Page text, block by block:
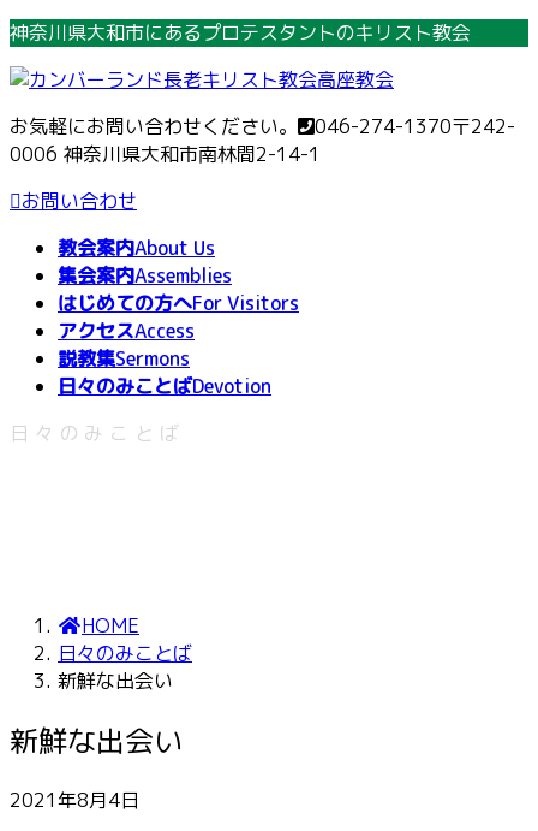
コ
テ
ン
ツ
へ
ス
ナ
ゲ
ー
シ
ョ
ン
神奈川県大和市にあるプロテスタントのキリスト教会
お気軽にお問い合わせください。 046-274-1370〒242-
0006 神奈川県大和市南林間2-14-1
お問い合わせ
教会案内About Us
集会案内Assemblies
はじめての方へFor Visitors
アクセスAccess
説教集Sermons
日々のみことばDevotion
日々のみことば
HOME
日々のみことば
新鮮な出会い
新鮮な出会い
2021年8月4日